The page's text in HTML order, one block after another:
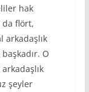
hak
da flört,
arkadaşlık
O
şeyler